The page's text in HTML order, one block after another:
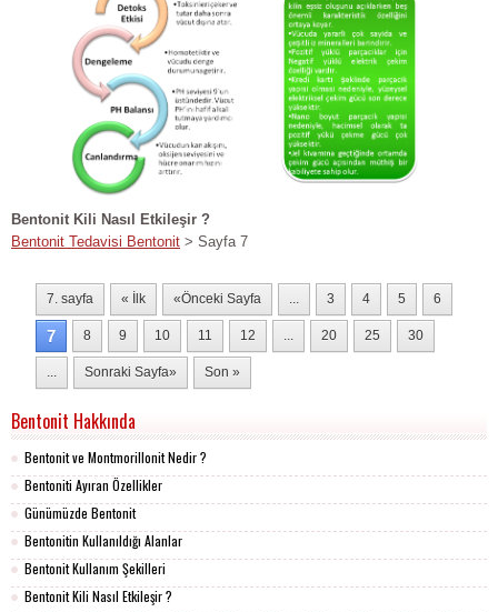
Bentonit Kili Nasıl Etkileşir ?
Bentonit Tedavisi Bentonit > Sayfa 7
7. sayfa « İlk «Önceki Sayfa 3 4 5 6
7 8 9 10 11 12 20 25 30
Sonraki Sayfa» Son »
Bentonit Hakkında
Bentonit ve Montmorillonit Nedir ?
Bentoniti Ayıran Özellikler
Günümüzde Bentonit
Bentonitin Kullanıldığı Alanlar
Bentonit Kullanım Şekilleri
Bentonit Kili Nasıl Etkileşir ?